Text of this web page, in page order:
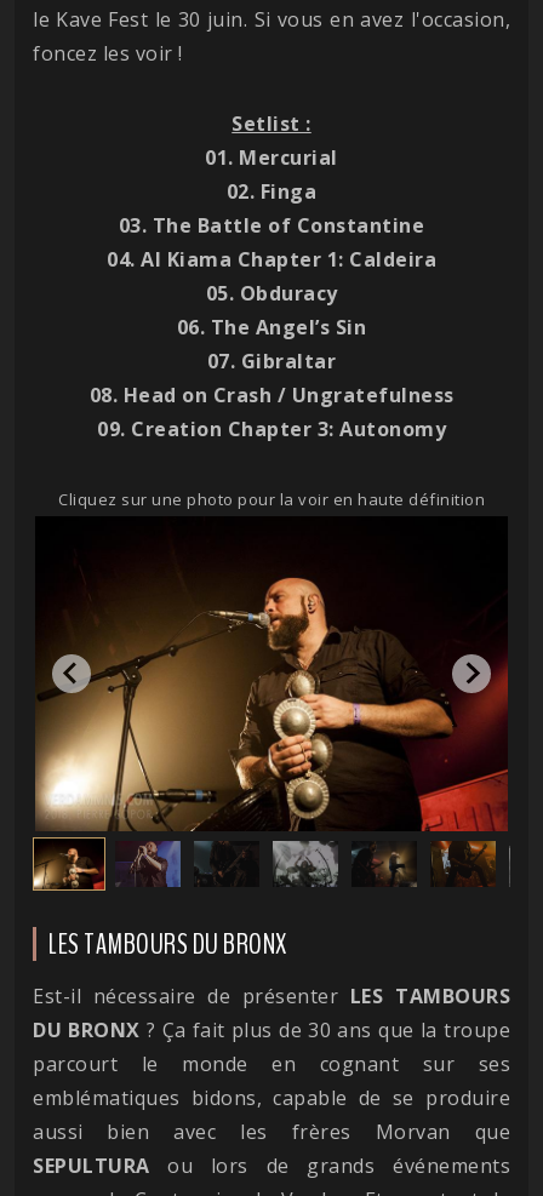
le Kave Fest le 30 juin. Si vous en avez l'occasion,
foncez les voir !
Setlist :
01. Mercurial
02. Finga
03. The Battle of Constantine
04. Al Kiama Chapter 1: Caldeira
05. Obduracy
06. The Angel’s Sin
07. Gibraltar
08. Head on Crash / Ungratefulness
09. Creation Chapter 3: Autonomy
Cliquez sur une photo pour la voir en haute définition
LES TAMBOURS DU BRONX
Est-il nécessaire de présenter LES TAMBOURS
DU BRONX ? Ça fait plus de 30 ans que la troupe
parcourt le monde en cognant sur ses
emblématiques bidons, capable de se produire
aussi bien avec les frères Morvan que
SEPULTURA ou lors de grands événements